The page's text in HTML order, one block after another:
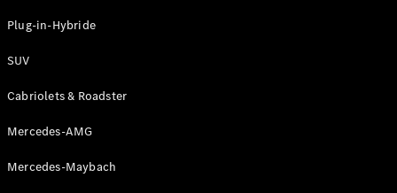
Plug-in-Hybride
SUV
Cabriolets & Roadster
Mercedes-AMG
Mercedes-Maybach